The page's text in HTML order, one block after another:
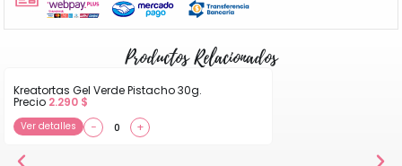
Productos Relacionados
Kreatortas Gel Verde Pistacho 30g.
Precio 2.290 $
Ver detalles − +